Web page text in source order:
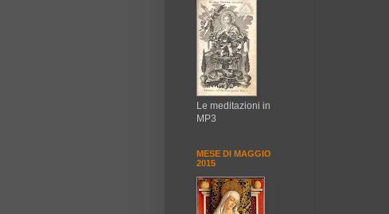
Le meditazioni in
MP3
MESE DI MAGGIO
2015